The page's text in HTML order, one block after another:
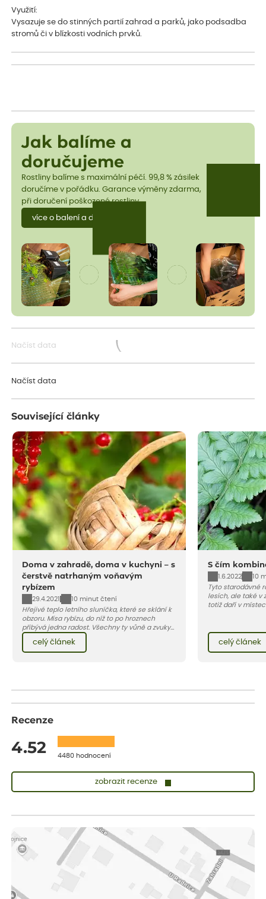
Využití:
Vysazuje se do stinných partií zahrad a parků, jako podsadba
stromů či v blízkosti vodních prvků.
Jak balíme a
doručujeme
Rostliny balíme s maximální péčí. 99,8 % zásilek
doručíme v pořádku. Garance výměny zdarma,
při doručení poškozené rostliny.
více o balení a dopravě
Načíst data
Načíst data
Související články
Doma v zahradě, doma v kuchyni – s
čerstvě natrhaným voňavým
rybízem
29.4.2021
10 minut čtení
Hřejivé teplo letního sluníčka, které se sklání k
obzoru. Mísa rybízu, do níž to po hroznech
přibývá jedna radost. Všechny ty vůně a zvuky
červencové zahrady. Sklizeň rybízu do kuchyně
vnese neuvěřitelný klid a radost. A taky trochu
bezstarostnosti dětství při mlsání babiččina
celý článek
S čím
1.6.2022
10
Tyto starodávné
lesích, ale také v
totiž daří v
půdu. Odměnou
barva a hlavně
atmosféra.
celý článek
Recenze
4.52 4480 hodnocení
zobrazit recenze
Doporučuji. Naprostá spokojenost.
Marcela
ověřený nákup dnes
Jsem spokojená a budu vás doporučovat.
Vratislav